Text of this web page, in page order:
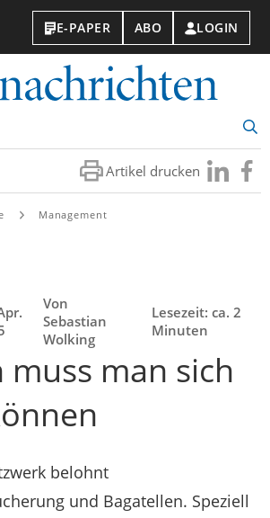
E-PAPER ABO LOGIN
Artikel drucken Besuchen
Sie
Sie
Management
Von
Sebastian
Wolking
Lesezeit: ca. 2
Minuten
muss man sich
belohnt
und Bagatellen. Speziell